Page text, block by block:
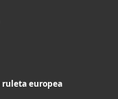
ruleta europea